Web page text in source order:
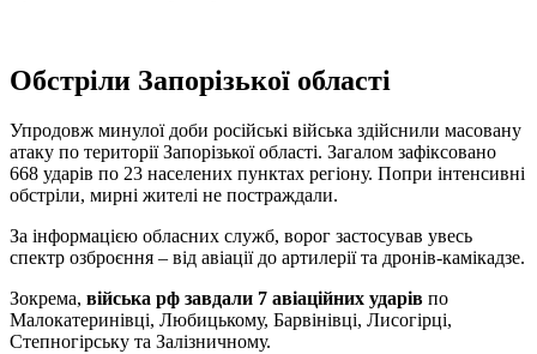
Обстріли Запорізької області
Упродовж минулої доби російські війська здійснили масовану
атаку по території Запорізької області. Загалом зафіксовано
668 ударів по 23 населених пунктах регіону. Попри інтенсивні
обстріли, мирні жителі не постраждали.
За інформацією обласних служб, ворог застосував увесь
спектр озброєння – від авіації до артилерії та дронів-камікадзе.
Зокрема, війська рф завдали 7 авіаційних ударів по
Малокатеринівці, Любицькому, Барвінівці, Лисогірці,
Степногірську та Залізничному.